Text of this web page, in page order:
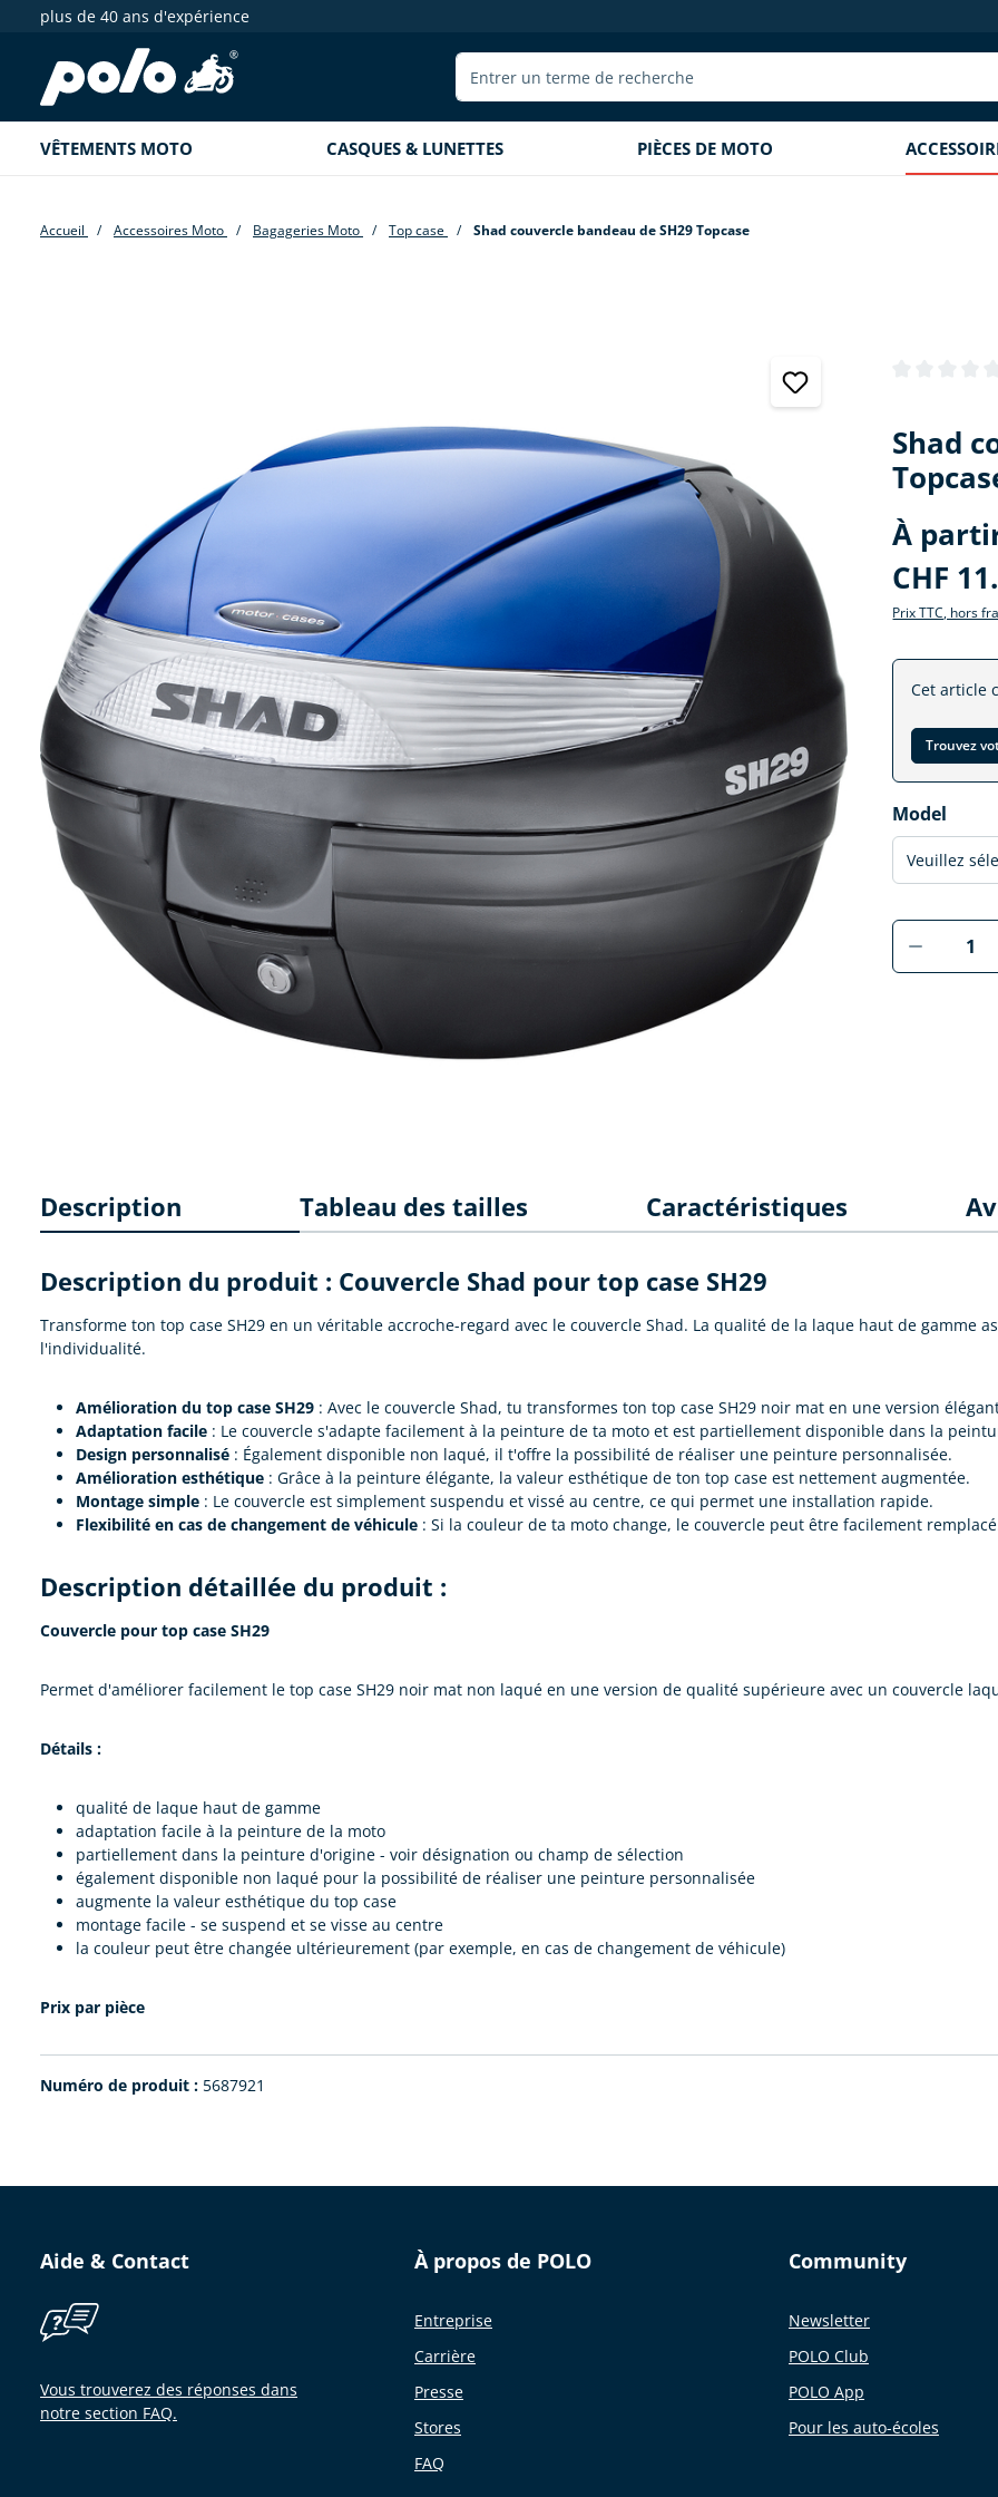
Aller à la navigation principale
plus de 40 ans d'expérience
VÊTEMENTS MOTO CASQUES & LUNETTES PIÈCES DE MOTO
Accueil Accessoires Moto Bagageries Moto Top case Shad couvercle bandeau de SH29 Topcase
Shad
À
CHF
Prix TTC, hors
Cet article
Trouvez
Model
Sélectionner
Produkt
Description Tableau des tailles Caractéristiques
Description du produit : Couvercle Shad pour top case SH29
Transforme ton top case SH29 en un véritable accroche-regard avec le couvercle Shad. La qualité de la laque haut de gamme
l'individualité.
Amélioration du top case SH29 : Avec le couvercle Shad, tu transformes ton top case SH29 noir mat en une version
Adaptation facile : Le couvercle s'adapte facilement à la peinture de ta moto et est partiellement disponible dans la
Design personnalisé : Également disponible non laqué, il t'offre la possibilité de réaliser une peinture personnalisée.
Amélioration esthétique : Grâce à la peinture élégante, la valeur esthétique de ton top case est nettement augmentée.
Montage simple : Le couvercle est simplement suspendu et vissé au centre, ce qui permet une installation rapide.
Flexibilité en cas de changement de véhicule : Si la couleur de ta moto change, le couvercle peut être facilement
Description détaillée du produit :
Couvercle pour top case SH29
Permet d'améliorer facilement le top case SH29 noir mat non laqué en une version de qualité supérieure avec un couvercle
Détails :
qualité de laque haut de gamme
adaptation facile à la peinture de la moto
partiellement dans la peinture d'origine - voir désignation ou champ de sélection
également disponible non laqué pour la possibilité de réaliser une peinture personnalisée
augmente la valeur esthétique du top case
montage facile - se suspend et se visse au centre
la couleur peut être changée ultérieurement (par exemple, en cas de changement de véhicule)
Prix par pièce
Numéro de produit : 5687921
Aide & Contact
Vous trouverez des réponses dans
notre section FAQ.
À propos de POLO
Entreprise
Carrière
Presse
Stores
FAQ
Community
Newsletter
POLO Club
POLO App
Pour les auto-écoles